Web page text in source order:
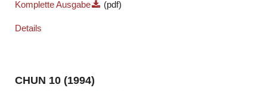
Komplette Ausgabe (pdf)
Details
CHUN 10 (1994)